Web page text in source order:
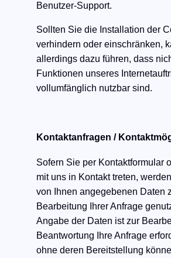
Benutzer-Support.
Sollten Sie die Installation der
verhindern oder einschränken,
allerdings dazu führen, dass
Funktionen unseres
vollumfänglich nutzbar sind.
Kontaktanfragen /
Sofern Sie per Kontaktformular
mit uns in Kontakt treten,
von Ihnen angegebenen Daten
Bearbeitung Ihrer Anfrage
Angabe der Daten ist zur
Beantwortung Ihre Anfrage
ohne deren Bereitstellung